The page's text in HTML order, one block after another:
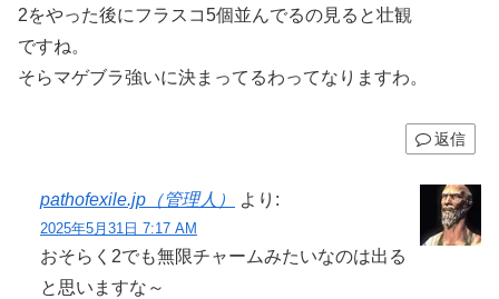
2をやった後にフラスコ5個並んでるの見ると壮観
ですね。
そらマゲブラ強いに決まってるわってなりますわ。
返信
pathofexile.jp（管理人） より:
2025年5月31日 7:17 AM
おそらく2でも無限チャームみたいなのは出る
と思いますな～